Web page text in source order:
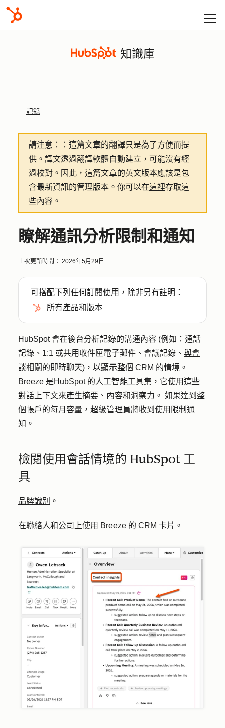
知識庫
記錄
請注意：
：這篇文章的翻譯只是為了方便而提
供。譯文透過翻譯軟體自動建立，可能沒有經
過校對。因此，這篇文章的英文版本應該是包
含最新資訊的管理版本。你可以在這裡存取這
些內容。
瞭解通訊分析限制和通知
上次更新時間： 2026年5月29日
可搭配下列任何訂閱使用，除非另有註明：
所有產品和版本
HubSpot 會在後台分析記錄的溝通內容 (例如：通話
記錄、1:1 或共用收件匣電子郵件、會議記錄、 與會
談相關的即時聊天)，以顯示整個 CRM 的情境。
Breeze 是HubSpot 的人工智能工具集 ，它使用這些
對話上下文來產生摘要、內容和洞察力。 如果達到整
個帳戶的每月容量， 超級管理員將收到使用限制通
知。
檢閱使用會話情境的 HubSpot 工
具
品牌識別 。
在聯絡人和公司上使用 Breeze 的 CRM 卡片 。